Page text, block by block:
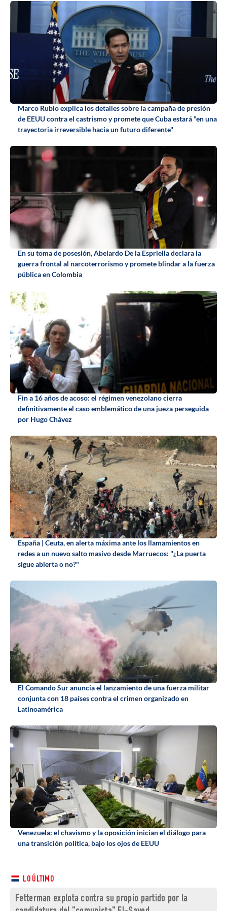
Marco Rubio explica los detalles sobre la campaña de presión
de EEUU contra el castrismo y promete que Cuba estará "en una
trayectoria irreversible hacia un futuro diferente"
En su toma de posesión, Abelardo De la Espriella declara la
guerra frontal al narcoterrorismo y promete blindar a la fuerza
pública en Colombia
Fin a 16 años de acoso: el régimen venezolano cierra
definitivamente el caso emblemático de una jueza perseguida
por Hugo Chávez
España | Ceuta, en alerta máxima ante los llamamientos en
redes a un nuevo salto masivo desde Marruecos: "¿La puerta
sigue abierta o no?"
El Comando Sur anuncia el lanzamiento de una fuerza militar
conjunta con 18 países contra el crimen organizado en
Latinoamérica
Venezuela: el chavismo y la oposición inician el diálogo para
una transición política, bajo los ojos de EEUU
LO ÚLTIMO
Fetterman explota contra su propio partido por la